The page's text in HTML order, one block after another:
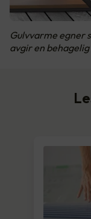
Gulvvarme egner
avgir en